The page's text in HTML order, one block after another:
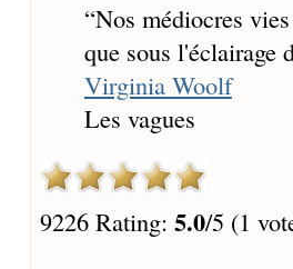
“Nos médiocres
que sous l'éclairage
Virginia Woolf
Les vagues
9226 Rating: 5.0/5 (1